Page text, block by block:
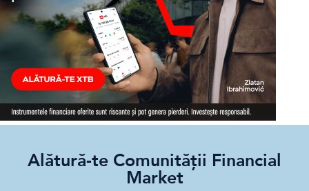
Alătură-te Comunității Financial
Market